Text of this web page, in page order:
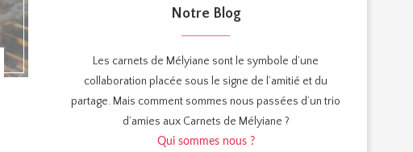
Notre Blog
Les carnets de Mélyiane sont le symbole d’une
collaboration placée sous le signe de l’amitié et du
partage. Mais comment sommes nous passées d’un trio
d’amies aux Carnets de Mélyiane ?
Qui sommes nous ?